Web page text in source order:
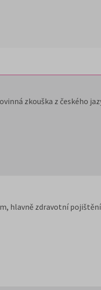
zkouška z českého
hlavně zdravotní